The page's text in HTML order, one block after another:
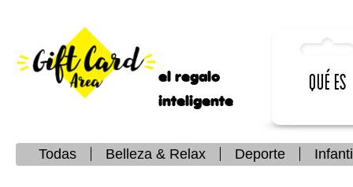
el regalo
inteligente
Qué es
Todas Belleza & Relax Deporte